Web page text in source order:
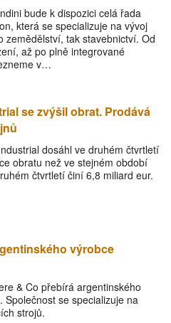
bude k dispozici celá řada
která se specializuje na vývoj
zemědělství, tak stavebnictví. Od
až po plně integrované
v…
se zvýšil obrat. Prodává
dosáhl ve druhém čtvrtletí
obratu než ve stejném období
čtvrtletí činí 6,8 miliard eur.
výrobce
& Co přebírá argentinského
Společnost se specializuje na
strojů.